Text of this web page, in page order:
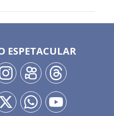
ESPETACULAR